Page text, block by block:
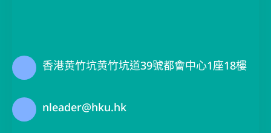
香港黄竹坑黄竹坑道39號都會中心1座18樓
nleader@hku.hk